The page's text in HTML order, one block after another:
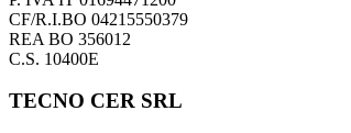
CF/R.I.BO 04215550379
REA BO 356012
C.S. 10400E
TECNO CER SRL